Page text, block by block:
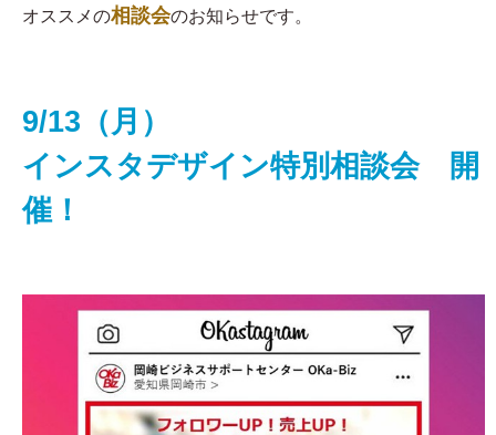
オススメの相談会のお知らせです。
9/13（月）
インスタデザイン特別相談会 開
催！